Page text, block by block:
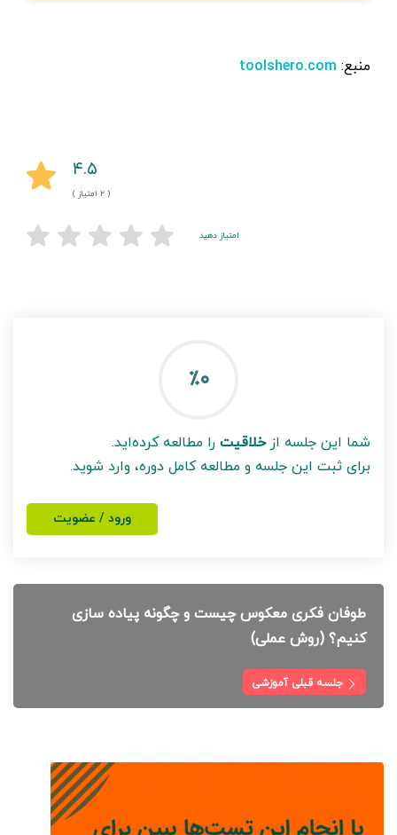
منبع:‌ toolshero.com
۴.۵
( ۲ امتیاز )
امتیاز دهید
٪۰
شما این جلسه ازخلاقیت را مطالعه کرده‌اید.
برای ثبت این جلسه و مطالعه کامل دوره، وارد شوید.
ورود / عضویت
طوفان فکری معکوس چیست و چگونه پیاده سازی
کنیم؟ (روش عملی)
جلسه قبلی آموزشی